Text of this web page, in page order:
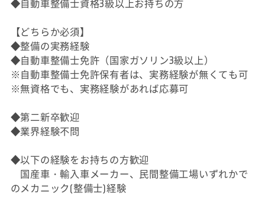
◆自動車整備士資格3級以上お持ちの方
【どちらか必須】
◆整備の実務経験
◆自動車整備士免許（国家ガソリン3級以上）
※自動車整備士免許保有者は、実務経験が無くても可
※無資格でも、実務経験があれば応募可
◆第二新卒歓迎
◆業界経験不問
◆以下の経験をお持ちの方歓迎
国産車・輸入車メーカー、民間整備工場いずれかで
のメカニック(整備士)経験